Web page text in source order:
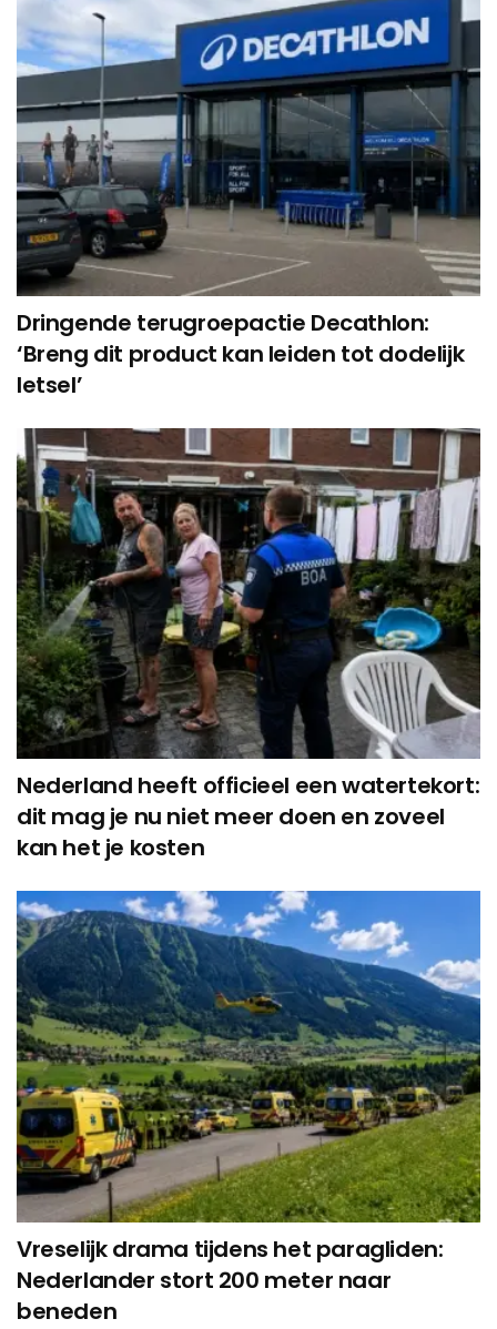
Dringende terugroepactie Decathlon:
‘Breng dit product kan leiden tot dodelijk
letsel’
Nederland heeft officieel een watertekort:
dit mag je nu niet meer doen en zoveel
kan het je kosten
Vreselijk drama tijdens het paragliden:
Nederlander stort 200 meter naar
beneden